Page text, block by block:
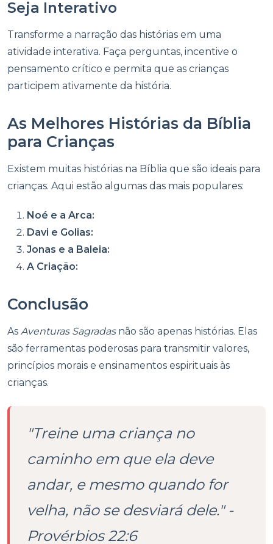
Seja Interativo
Transforme a narração das histórias em uma
atividade interativa. Faça perguntas, incentive o
pensamento crítico e permita que as crianças
participem ativamente da história.
As Melhores Histórias da Bíblia
para Crianças
Existem muitas histórias na Bíblia que são ideais para
crianças. Aqui estão algumas das mais populares:
Noé e a Arca:
Davi e Golias:
Jonas e a Baleia:
A Criação:
Conclusão
As Aventuras Sagradasnão são apenas histórias. Elas
são ferramentas poderosas para transmitir valores,
princípios morais e ensinamentos espirituais às
crianças.
"Treine uma criança no
caminho em que ela deve
andar, e mesmo quando for
velha, não se desviará dele." -
Provérbios 22:6